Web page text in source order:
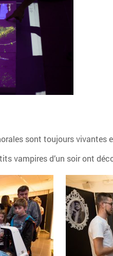
sont toujours vivantes
vampires d’un soir ont